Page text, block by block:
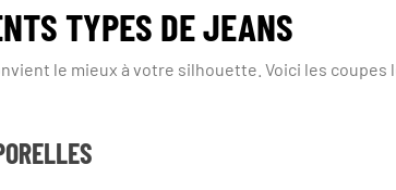
TYPES DE JEANS
le mieux à votre silhouette. Voici les